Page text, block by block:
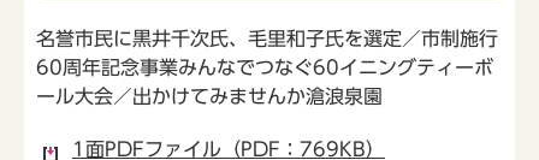
名誉市民に黒井千次氏、毛里和子氏を選定／市制施行
60周年記念事業みんなでつなぐ60イニングティーボ
ール大会／出かけてみませんか滄浪泉園
1面PDFファイル（PDF：769KB）